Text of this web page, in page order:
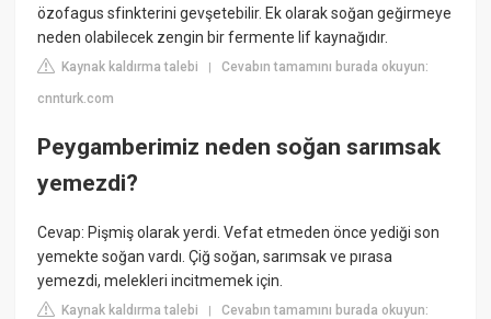
özofagus sfinkterini gevşetebilir. Ek olarak soğan geğirmeye
neden olabilecek zengin bir fermente lif kaynağıdır.
Kaynak kaldırma talebi |Cevabın tamamını burada okuyun:
cnnturk.com
Peygamberimiz neden soğan sarımsak
yemezdi?
Cevap: Pişmiş olarak yerdi. Vefat etmeden önce yediği son
yemekte soğan vardı. Çiğ soğan, sarımsak ve pırasa
yemezdi, melekleri incitmemek için.
Kaynak kaldırma talebi |Cevabın tamamını burada okuyun: